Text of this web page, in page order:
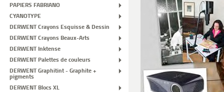
PAPIERS FABRIANO
CYANOTYPE
DERWENT Crayons Esquisse & Dessin
DERWENT Crayons Beaux-Arts
DERWENT Inktense
DERWENT Palettes de couleurs
DERWENT Graphitint - Graphite +
pigments
DERWENT Blocs XL